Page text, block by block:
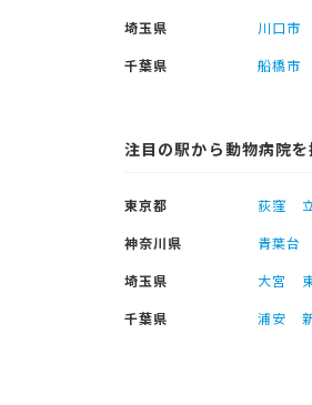
埼玉県
川口市
千葉県
船橋市
注目の駅から動物病院を
東京都 荻窪
神奈川県
青葉台
埼玉県
大宮
千葉県
浦安